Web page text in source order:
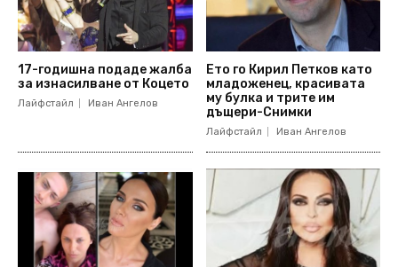
17-годишна подаде жалба
за изнасилване от Коцето
Лайфстайл Иван Ангелов
Ето го Кирил Петков като
младоженец, красивата
му булка и трите им
дъщери-Снимки
Лайфстайл Иван Ангелов